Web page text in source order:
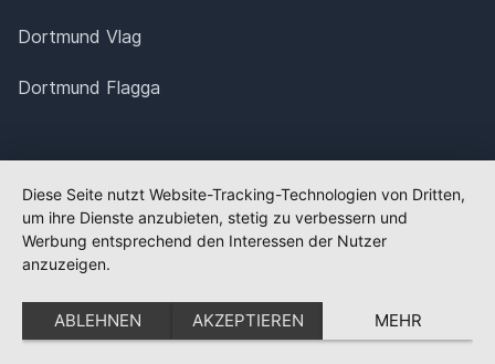
Dortmund Vlag
Dortmund Flagga
Diese Seite nutzt Website-Tracking-Technologien von Dritten,
um ihre Dienste anzubieten, stetig zu verbessern und
Werbung entsprechend den Interessen der Nutzer
anzuzeigen.
ABLEHNEN AKZEPTIEREN MEHR